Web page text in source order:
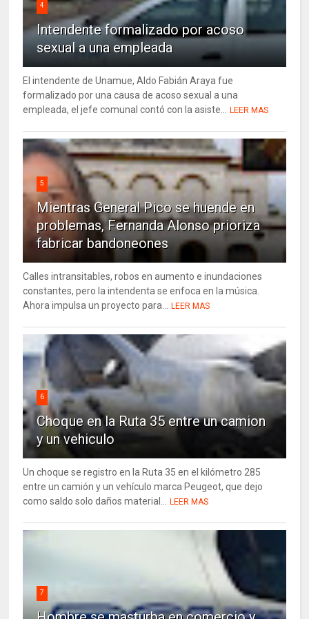
4
Intendente formalizado por acoso
sexual a una empleada
El intendente de Unamue, Aldo Fabián Araya fue
formalizado por una causa de acoso sexual a una
empleada, el jefe comunal contó con la asiste...
LEER MAS
5
Mientras General Pico se huende en
problemas, Fernanda Alonso prioriza
fabricar bandoneones
Calles intransitables, robos en aumento e inundaciones
constantes, pero la intendenta se enfoca en la música.
Ahora impulsa un proyecto para...
LEER MAS
6
Choque en la Ruta 35 entre un camion
y un vehiculo
Un choque se registro en la Ruta 35 en el kilómetro 285
entre un camión y un vehículo marca Peugeot, que dejo
como saldo solo daños material...
LEER MAS
7